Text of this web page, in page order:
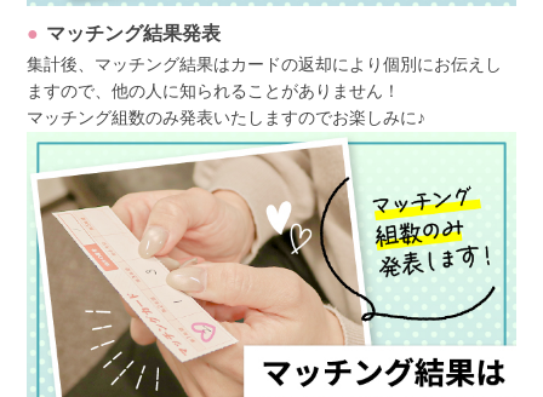
マッチング結果発表
集計後、マッチング結果はカードの返却により個別にお伝えし
ますので、他の人に知られることがありません！
マッチング組数のみ発表いたしますのでお楽しみに♪